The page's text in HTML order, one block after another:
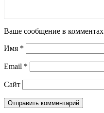
Ваше сообщение в комментах
Имя *
Email *
Сайт